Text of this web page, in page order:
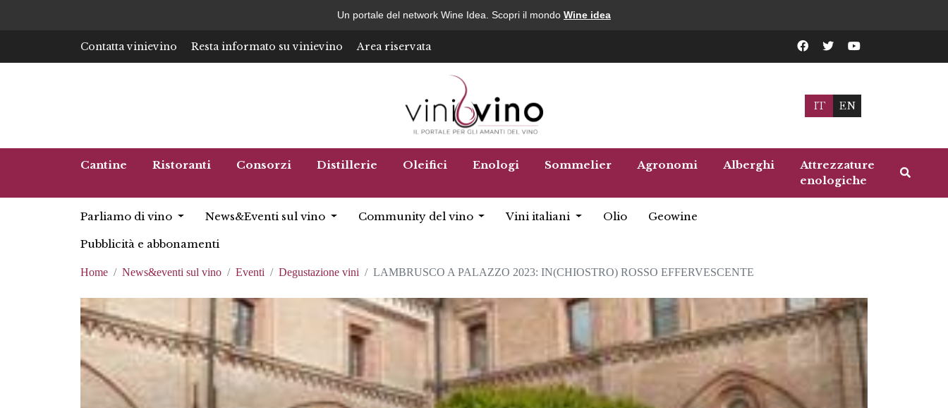
Un portale del network Wine Idea. Scopri il mondo Wine idea
Contatta vinievino Resta informato su vinievino Area riservata
IT EN
Cantine Ristoranti Consorzi Distillerie Oleifici Enologi Sommelier Agronomi Alberghi
Attrezzature
enologiche
Parliamo di vino News&Eventi sul vino Community del vino Vini italiani Olio Geowine
Pubblicità e abbonamenti
Home News&eventi sul vino Eventi Degustazione vini LAMBRUSCO A PALAZZO 2023: IN(CHIOSTRO) ROSSO EFFERVESCENTE